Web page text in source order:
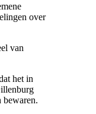
over
van
het in
bewaren.